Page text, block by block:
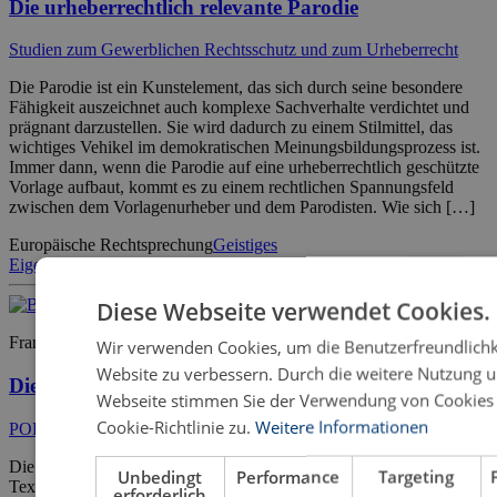
Die urheberrechtlich relevante Parodie
Studien zum Gewerblichen Rechtsschutz und zum Urheberrecht
Die Parodie ist ein Kunstelement, das sich durch seine besondere
Fähigkeit auszeichnet auch komplexe Sachverhalte verdichtet und
prägnant darzustellen. Sie wird dadurch zu einem Stilmittel, das
wichtiges Vehikel im demokratischen Meinungsbildungsprozess ist.
Immer dann, wenn die Parodie auf eine urheberrechtlich geschützte
Vorlage aufbaut, kommt es zu einem rechtlichen Spannungsfeld
zwischen dem Vorlagenurheber und dem Parodisten. Wie sich […]
Europäische RechtsprechungGeistiges
Eigentum
Frank Wünsch
Die Parodie: zu Definition und Typologie
POETICA – Schriften zur Literaturwissenschaft
Die literarische Parodie, die komisch verzerrende Nachahmung von
Texten, ist in den letzten Jahrzehnten zunehmend als seriöse und
Diese Webseite verwendet Cookies.
Wir verwenden Cookies, um die
Website zu verbessern. Durch die weitere Nutzung
Webseite stimmen Sie der Verwendung von
Cookie-Richtlinie zu. Weitere Informationen
Unbedingt
Performance Targeting